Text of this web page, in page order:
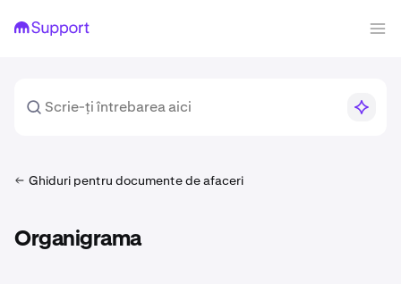
Ghiduri pentru documente de afaceri
Organigrama